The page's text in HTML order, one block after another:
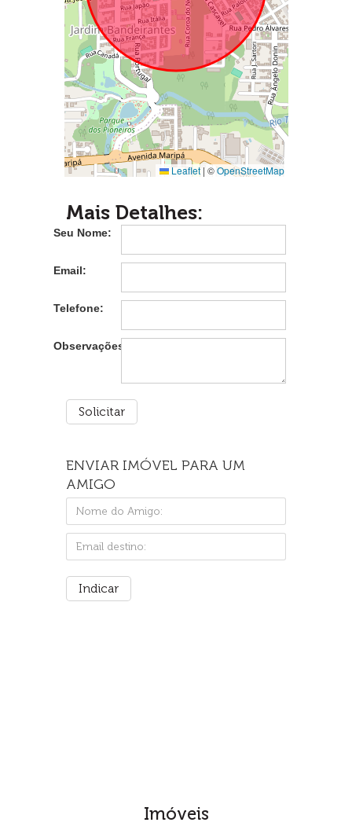
Leaflet | ©OpenStreetMap
Mais Detalhes:
Seu Nome:
Email:
Telefone:
Observações:
ENVIAR IMÓVEL PARA UM
AMIGO
Imóveis